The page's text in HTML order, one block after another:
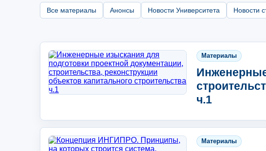
Все материалы Анонсы Новости Университета Новости
Материалы
ч.1
Материалы